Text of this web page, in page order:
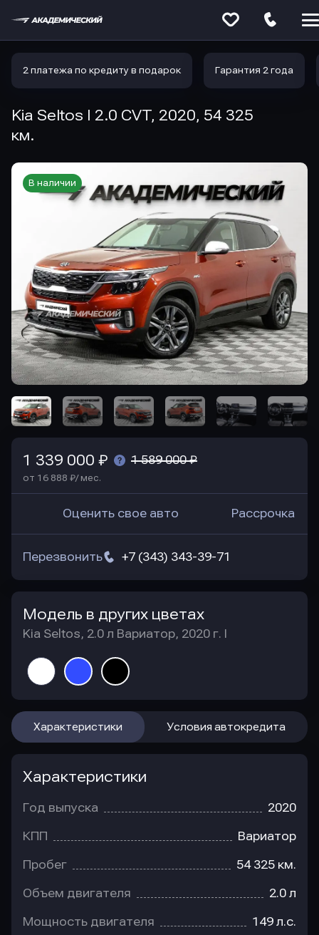
2 платежа по кредиту в подарок Гарантия 2 года
Kia Seltos I 2.0 CVT, 2020, 54 325
км.
В наличии
1 339 000 ₽ 1 589 000 ₽
от 16 888 ₽/ мес.
Оценить свое авто Рассрочка
+7 (343) 343-39-71
Перезвонить
Модель в других цветах
Kia Seltos, 2.0 л Вариатор, 2020 г. I
Характеристики Условия автокредита
Характеристики
Год выпуска 2020
КПП Вариатор
Пробег 54 325 км.
Объем двигателя 2.0 л
Мощность двигателя 149 л.с.